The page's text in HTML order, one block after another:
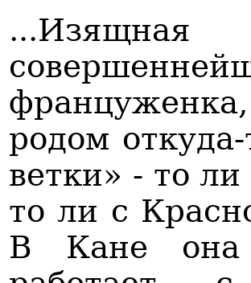
родом
ветки» - то
то ли с
В Кане она